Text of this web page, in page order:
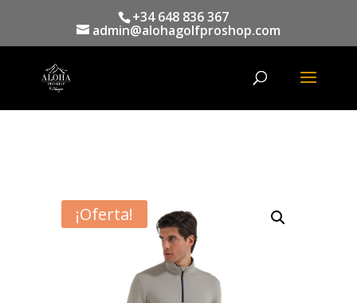
+34 648 836 367
admin@alohagolfproshop.com
productos
¡Oferta!